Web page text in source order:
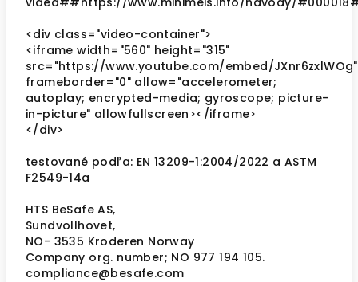
<div class="video-container">
<iframe width="560" height="315"
src="https://www.youtube.com/embed/JXnr6zxlWOg"
frameborder="0" allow="accelerometer;
autoplay; encrypted-media; gyroscope; picture-
in-picture" allowfullscreen></iframe>
</div>
testované podľa: EN 13209-1:2004/2022 a ASTM
F2549-14a
HTS BeSafe AS,
Sundvollhovet,
NO- 3535 Kroderen Norway
Company org. number; NO 977 194 105.
compliance@besafe.com